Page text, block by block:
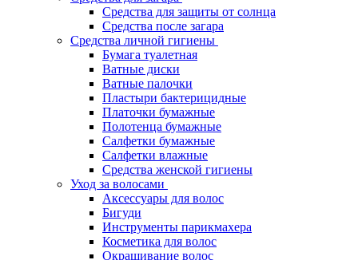
Средства для защиты от солнца
Средства после загара
Средства личной гигиены
Бумага туалетная
Ватные диски
Ватные палочки
Пластыри бактерицидные
Платочки бумажные
Полотенца бумажные
Салфетки бумажные
Салфетки влажные
Средства женской гигиены
Уход за волосами
Аксессуары для волос
Бигуди
Инструменты парикмахера
Косметика для волос
Окрашивание волос